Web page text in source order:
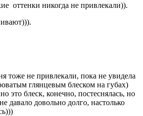
оттенки никогда не привлекали)).
тоже не привлекали, пока не увидела
глянцевым блеском на губах)
это блеск, конечно, постеснялась, но
давало довольно долго, настолько